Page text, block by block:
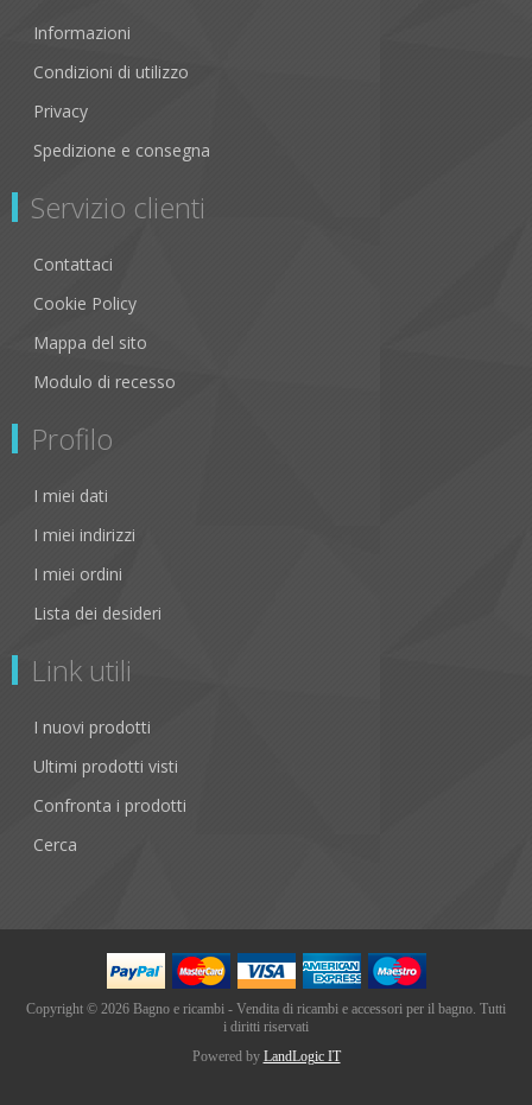
Informazioni
Condizioni di utilizzo
Privacy
Spedizione e consegna
Servizio clienti
Contattaci
Cookie Policy
Mappa del sito
Modulo di recesso
Profilo
I miei dati
I miei indirizzi
I miei ordini
Lista dei desideri
Link utili
I nuovi prodotti
Ultimi prodotti visti
Confronta i prodotti
Cerca
Copyright © 2026 Bagno e ricambi - Vendita di ricambi e accessori per il bagno. Tutti
i diritti riservati
Powered by LandLogic IT